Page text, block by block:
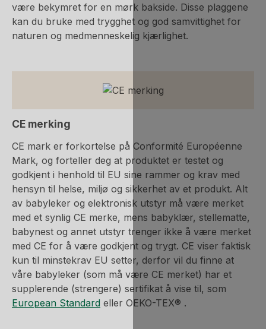
være bekymret for en mørk bakside. Disse plaggene
kan du bruke med trygghet og god samvittighet for
naturen og medmenneskelig kjærlighet.
CE merking
CE mark er forkortelse på Conformité Européenne
Mark, og forteller deg at produktet er testet og
godkjent i henhold til EU sine rammer og krav med
hensyn til helse, miljø og sikkerhet av et produkt. Alt
av babyleker og elektronisk utstyr må være merket
med et synlig CE merke, mens babyklær, stellematte,
babynest og annet utstyr trenger ikke å være merket
med CE for å være godkjent og trygt. CE viser faktisk
kun til minstekrav EU setter, derfor vil du finne at
våre babyleker (som må være CE merket) har et
supplerende (strengere) sertifikat å vise til, som
European Standard eller OEKO-TEX® .